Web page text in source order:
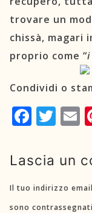
trovare un
chissà, magari
proprio come “i
Condividi o
FacebookTwitter
Lascia un
Il tuo indirizzo
sono contrassegnati